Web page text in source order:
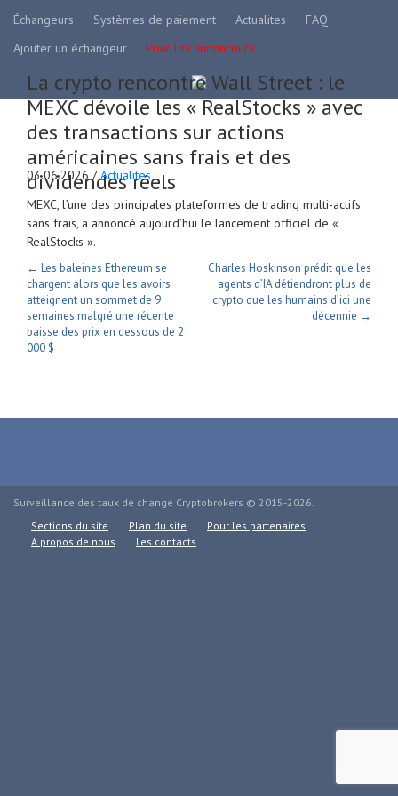
Échangeurs Systèmes de paiement Actualites
FAQ
Ajouter un échangeur
Pour les annonceurs
La crypto rencontre Wall Street : le
MEXC dévoile les « RealStocks » avec
des transactions sur actions
américaines sans frais et des
dividendes réels
03.06.2026 /Actualites
MEXC, l’une des principales plateformes de trading multi-actifs
sans frais, a annoncé aujourd’hui le lancement officiel de «
RealStocks ».
← Les baleines Ethereum se
chargent alors que les avoirs
atteignent un sommet de 9
semaines malgré une récente
baisse des prix en dessous de 2
000 $
Charles Hoskinson prédit que les
agents d’IA détiendront plus de
crypto que les humains d’ici une
décennie →
Surveillance des taux de change Cryptobrokers © 2015-2026.
Sections du site
Plan du site
Pour les partenaires
À propos de nous
Les contacts